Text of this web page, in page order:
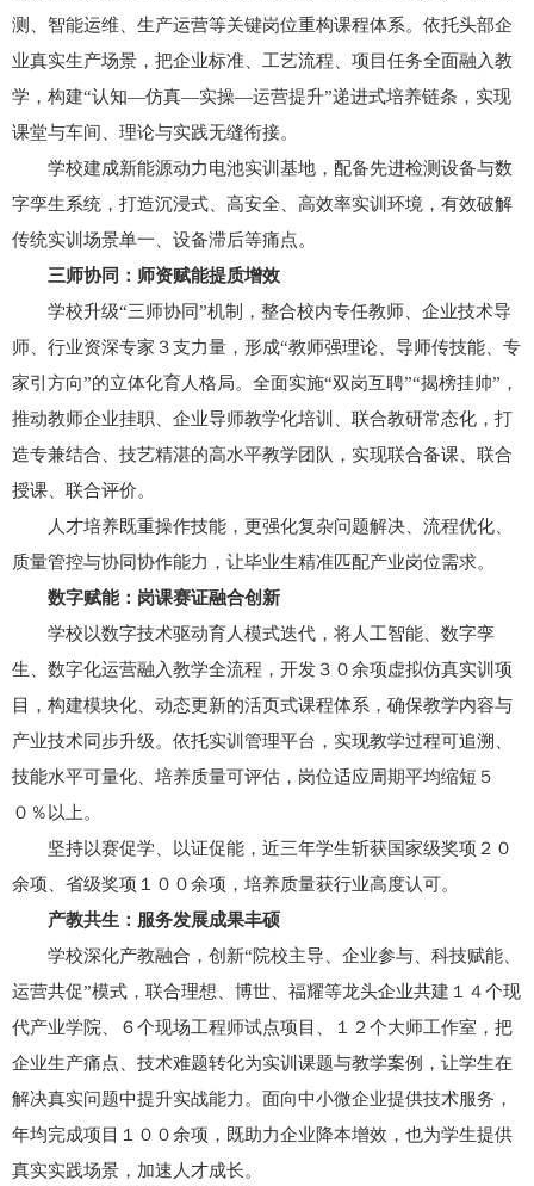
测、智能运维、生产运营等关键岗位重构课程体系。依托头部企
业真实生产场景，把企业标准、工艺流程、项目任务全面融入教
学，构建“认知—仿真—实操—运营提升”递进式培养链条，实现
课堂与车间、理论与实践无缝衔接。
学校建成新能源动力电池实训基地，配备先进检测设备与数
字孪生系统，打造沉浸式、高安全、高效率实训环境，有效破解
传统实训场景单一、设备滞后等痛点。
三师协同：师资赋能提质增效
学校升级“三师协同”机制，整合校内专任教师、企业技术导
师、行业资深专家３支力量，形成“教师强理论、导师传技能、专
家引方向”的立体化育人格局。全面实施“双岗互聘”“揭榜挂帅”，
推动教师企业挂职、企业导师教学化培训、联合教研常态化，打
造专兼结合、技艺精湛的高水平教学团队，实现联合备课、联合
授课、联合评价。
人才培养既重操作技能，更强化复杂问题解决、流程优化、
质量管控与协同协作能力，让毕业生精准匹配产业岗位需求。
数字赋能：岗课赛证融合创新
学校以数字技术驱动育人模式迭代，将人工智能、数字孪
生、数字化运营融入教学全流程，开发３０余项虚拟仿真实训项
目，构建模块化、动态更新的活页式课程体系，确保教学内容与
产业技术同步升级。依托实训管理平台，实现教学过程可追溯、
技能水平可量化、培养质量可评估，岗位适应周期平均缩短５
０％以上。
坚持以赛促学、以证促能，近三年学生斩获国家级奖项２０
余项、省级奖项１００余项，培养质量获行业高度认可。
产教共生：服务发展成果丰硕
学校深化产教融合，创新“院校主导、企业参与、科技赋能、
运营共促”模式，联合理想、博世、福耀等龙头企业共建１４个现
代产业学院、６个现场工程师试点项目、１２个大师工作室，把
企业生产痛点、技术难题转化为实训课题与教学案例，让学生在
解决真实问题中提升实战能力。面向中小微企业提供技术服务，
年均完成项目１００余项，既助力企业降本增效，也为学生提供
真实实践场景，加速人才成长。